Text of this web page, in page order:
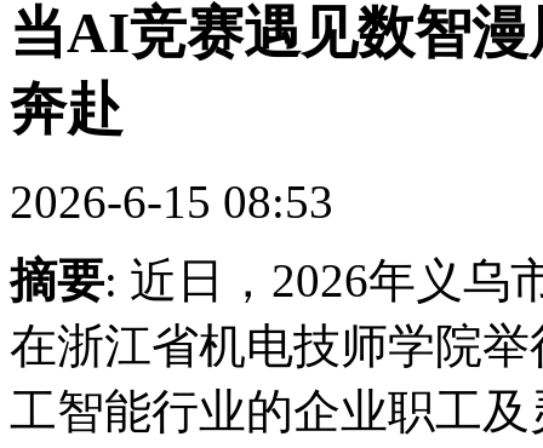
当AI竞赛遇见数智
奔赴
2026-6-15 08:53
摘要: 近日，2026年义乌
在浙江省机电技师学院
工智能行业的企业职工